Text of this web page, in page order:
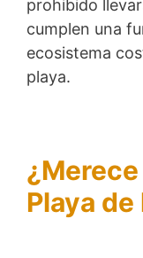
prohibido
cumplen una
ecosistema
playa.
Playa